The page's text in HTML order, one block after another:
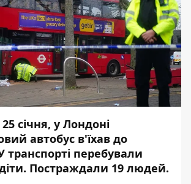
січня, у Лондоні
автобус в'їхав до
транспорті перебували
Постраждали 19 людей.